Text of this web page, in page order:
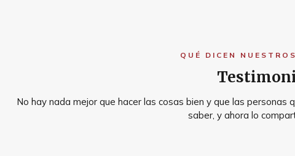
QUÉ DICEN
No hay nada mejor que hacer las cosas bien y que las personas
saber, y ahora lo